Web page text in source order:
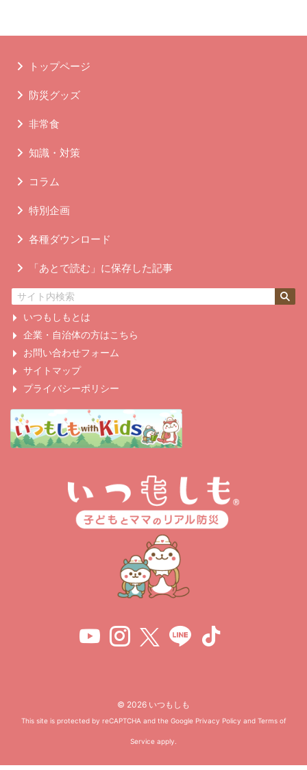
トップページ
防災グッズ
非常食
知識・対策
コラム
特別企画
各種ダウンロード
「あとで読む」に保存した記事
いつもしもとは
企業・自治体の方はこちら
お問い合わせフォーム
サイトマップ
プライバシーポリシー
© 2026 いつもしも
This site is protected by reCAPTCHA and the Google Privacy Policy and Terms of
Service apply.